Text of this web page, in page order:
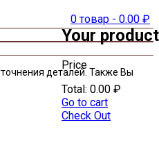
0 товар - 0.00 ₽
Your product
Price
Total: 0.00 ₽
Go to cart
Check Out
деталей. Также Вы